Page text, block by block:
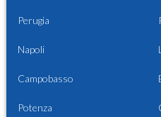
Perugia
Napoli
Campobasso
Potenza